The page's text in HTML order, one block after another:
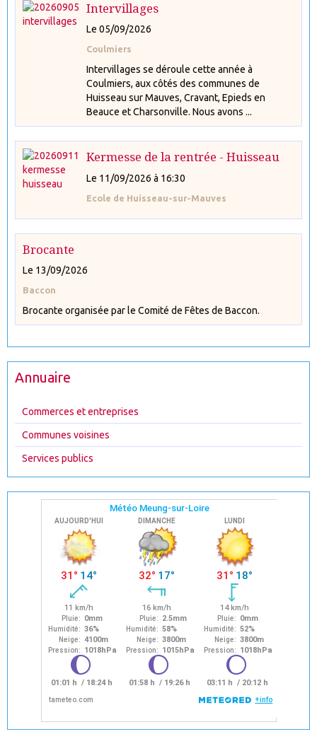
Intervillages
Le 05/09/2026
Coulmiers
Intervillages se déroule cette année à
Coulmiers, aux côtés des communes de
Huisseau sur Mauves, Cravant, Epieds en
Beauce et Charsonville. Nous avons ...
Kermesse de la rentrée - Huisseau
Le 11/09/2026 à 16:30
Ecole de Huisseau-sur-Mauves
Brocante
Le 13/09/2026
Baccon
Brocante organisée par le Comité de Fêtes de Baccon.
Annuaire
Commerces et entreprises
Communes voisines
Services publics